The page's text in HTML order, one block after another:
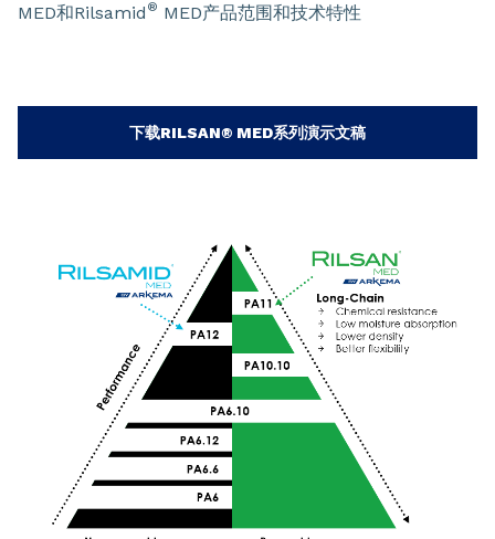
MED和Rilsamid ® MED产品范围和技术特性
下载RILSAN® MED系列演示文稿